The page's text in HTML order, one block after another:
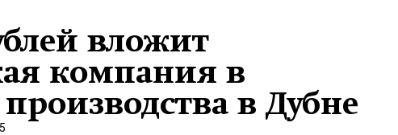
вложит
компания в
в Дубне